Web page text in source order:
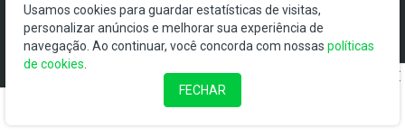
ADRS
ETFS
Usamos cookies para guardar estatísticas de visitas,
personalizar anúncios e melhorar sua experiência de
navegação. Ao continuar, você concorda com nossas políticas
de cookies
FECHAR